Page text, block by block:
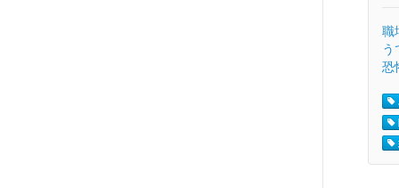
職
恐